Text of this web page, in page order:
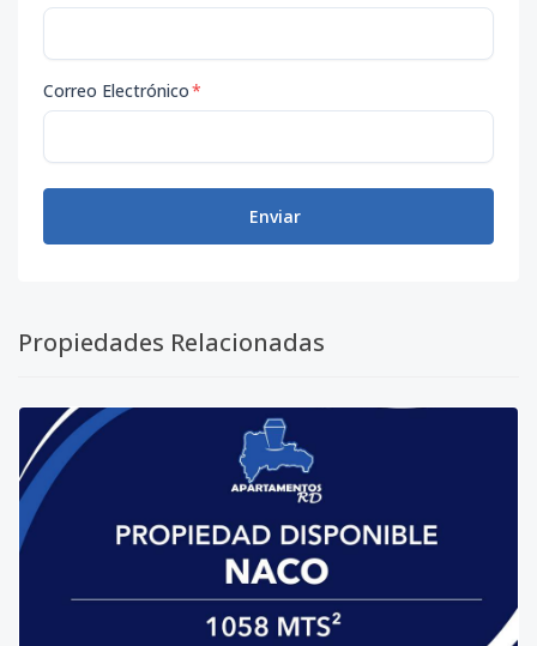
Correo Electrónico*
Enviar
Propiedades Relacionadas